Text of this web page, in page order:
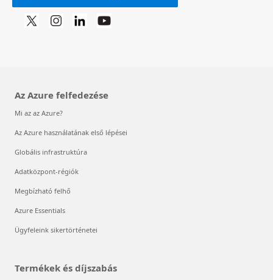
Az Azure felfedezése
Mi az az Azure?
Az Azure használatának első lépései
Globális infrastruktúra
Adatközpont-régiók
Megbízható felhő
Azure Essentials
Ügyfeleink sikertörténetei
Termékek és díjszabás